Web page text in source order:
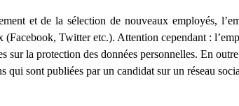
et de la sélection de nouveaux employés,
(Facebook, Twitter etc.). Attention cependant :
sur la protection des données personnelles. En
qui sont publiées par un candidat sur un réseau